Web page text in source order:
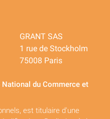
GRANT SAS
1 rue de Stockholm
75008 Paris
du Commerce et
est titulaire d'une